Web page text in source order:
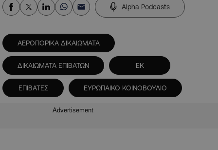
Alpha Podcasts
ΑΕΡΟΠΟΡΙΚΑ ΔΙΚΑΙΩΜΑΤΑ
ΔΙΚΑΙΩΜΑΤΑ ΕΠΙΒΑΤΩΝ ΕΚ
ΕΠΙΒΑΤΕΣ ΕΥΡΩΠΑΙΚΟ ΚΟΙΝΟΒΟΥΛΙΟ
Advertisement